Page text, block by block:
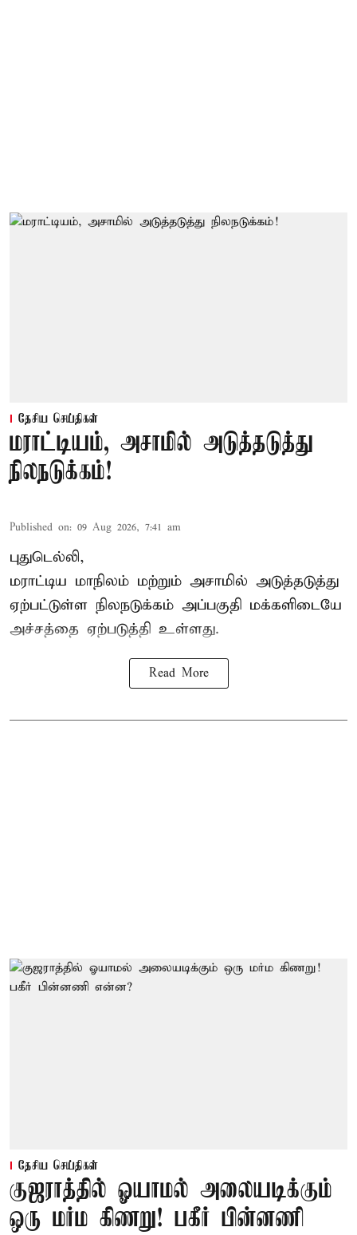
தேசிய செய்திகள்
மராட்டியம், அசாமில் அடுத்தடுத்து
நிலநடுக்கம்!
Published on: 09 Aug 2026, 7:41 am
புதுடெல்லி,
மராட்டிய மாநிலம் மற்றும் அசாமில் அடுத்தடுத்து
ஏற்பட்டுள்ள நிலநடுக்கம் அப்பகுதி மக்களிடையே
அச்சத்தை ஏற்படுத்தி உள்ளது.
Read More
தேசிய செய்திகள்
குஜராத்தில் ஓயாமல் அலையடிக்கும்
ஒரு மர்ம கிணறு! பகீர் பின்னணி